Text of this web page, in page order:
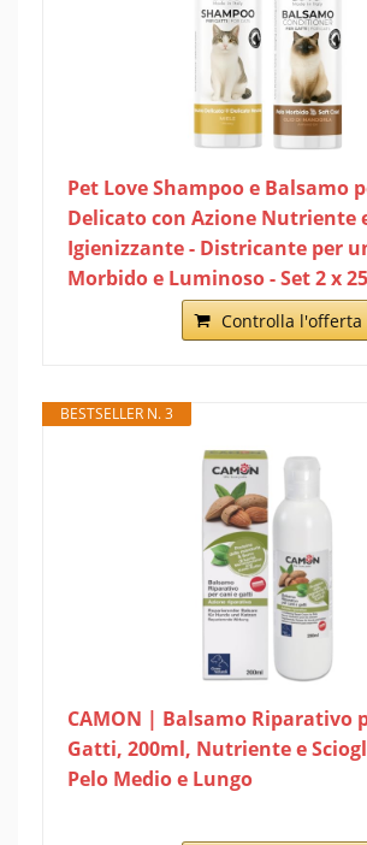
Pet Love Shampoo e Balsamo
Delicato con Azione Nutriente
Igienizzante - Districante per
Morbido e Luminoso - Set 2 x
Controlla l'offerta
BESTSELLER N. 3
CAMON | Balsamo Riparativo
Gatti, 200ml, Nutriente e
Pelo Medio e Lungo